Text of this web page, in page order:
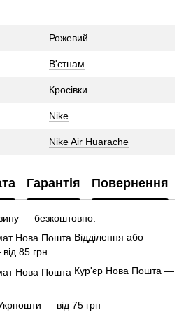
Рожевий
В'єтнам
Кросівки
Nike
Nike Air Huarache
Гарантія Повернення
— безкоштовно.
Відділення або
85 грн
Кур'єр Нова Пошта —
— від 75 грн